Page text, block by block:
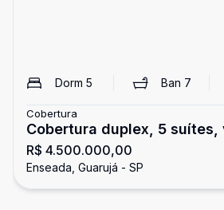
Dorm 5 Ban 7
Cobertura
Cobertura duplex, 5 suítes,
o mar, Tortugas
R$ 4.500.000,00
Enseada, Guarujá - SP